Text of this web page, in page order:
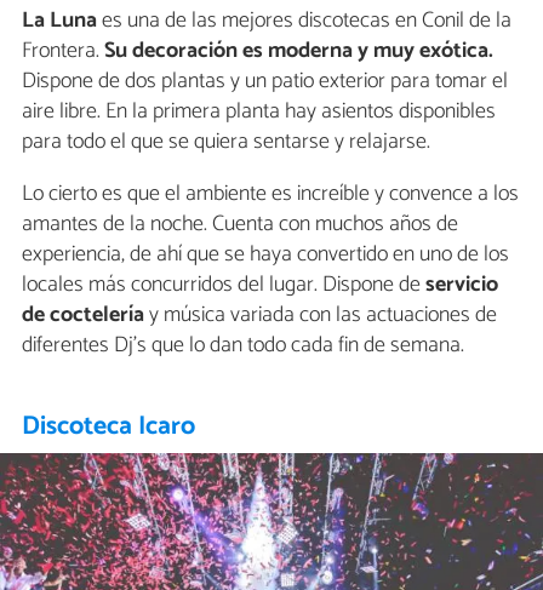
La Lunaes una de las mejores discotecas en Conil de la
Frontera.Su decoración es moderna y muy exótica.
Dispone de dos plantas y un patio exterior para tomar el
aire libre. En la primera planta hay asientos disponibles
para todo el que se quiera sentarse y relajarse.
Lo cierto es que el ambiente es increíble y convence a los
amantes de la noche. Cuenta con muchos años de
experiencia, de ahí que se haya convertido en uno de los
locales más concurridos del lugar. Dispone deservicio
de cocteleríay música variada con las actuaciones de
diferentes Dj's que lo dan todo cada fin de semana.
Discoteca Icaro